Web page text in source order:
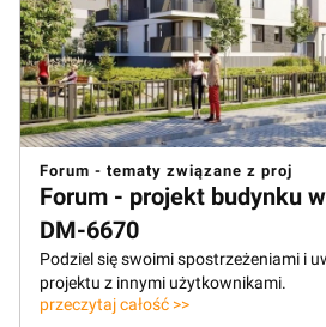
Forum - tematy związane z proj
Forum - projekt budynku
DM-6670
Podziel się swoimi spostrzeżeniami i
projektu z innymi użytkownikami.
przeczytaj całość >>